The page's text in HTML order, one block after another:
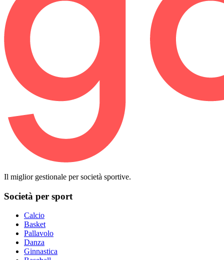
Il miglior gestionale per società sportive.
Società per sport
Calcio
Basket
Pallavolo
Danza
Ginnastica